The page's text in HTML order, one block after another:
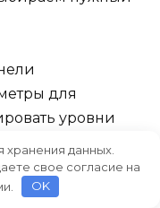
для
уровни
ползунков.
естественно
цветов. Если
хранения данных.
свое согласие на
OK